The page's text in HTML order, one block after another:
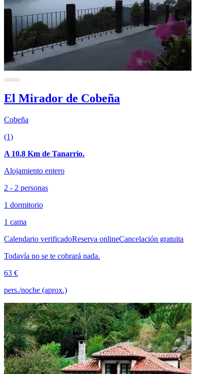
El Mirador de Cobeña
Cobeña
(1)
A 10.8 Km de Tanarrio.
Alojamiento entero
2 - 2 personas
1 dormitorio
1 cama
Calendario verificadoReserva onlineCancelación gratuita
Todavía no se te cobrará nada.
63 €
pers./noche (aprox.)